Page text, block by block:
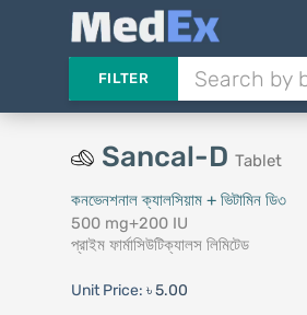
FILTER
Sancal-D Tablet
কনভেনশনাল ক্যালসিয়াম + ভিটামিন ডি৩
500 mg+200 IU
প্রাইম ফার্মাসিউটিক্যালস লিমিটেড
Unit Price: ৳ 5.00